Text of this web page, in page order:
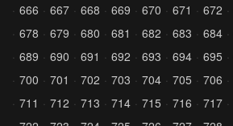
666
667 668 669 670 671 672
678
679 680 681 682 683 684
689
690 691 692 693 694 695
700
701 702 703 704 705 706
711
712 713 714 715 716 717